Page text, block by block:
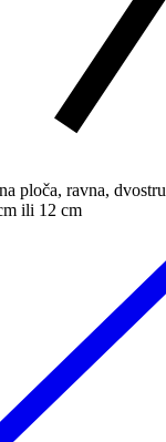
ploča, ravna,
ili 12 cm